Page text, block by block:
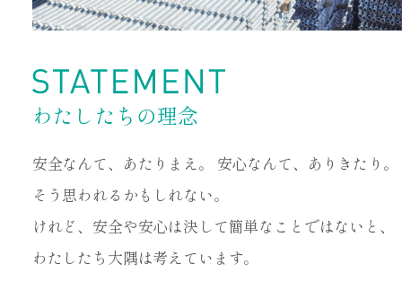
わたしたちの理念
安全なんて、あたりまえ。 安心なんて、ありきたり。
そう思われるかもしれない。
けれど、安全や安心は決して簡単なことではないと、
わたしたち大隅は考えています。